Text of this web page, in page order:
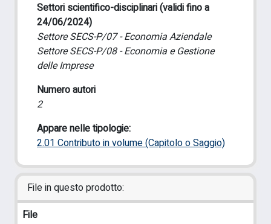
Settori scientifico-disciplinari (validi fino a
24/06/2024)
Settore SECS-P/07 - Economia Aziendale
Settore SECS-P/08 - Economia e Gestione
delle Imprese
Numero autori
2
Appare nelle tipologie:
2.01 Contributo in volume (Capitolo o Saggio)
File in questo prodotto:
File